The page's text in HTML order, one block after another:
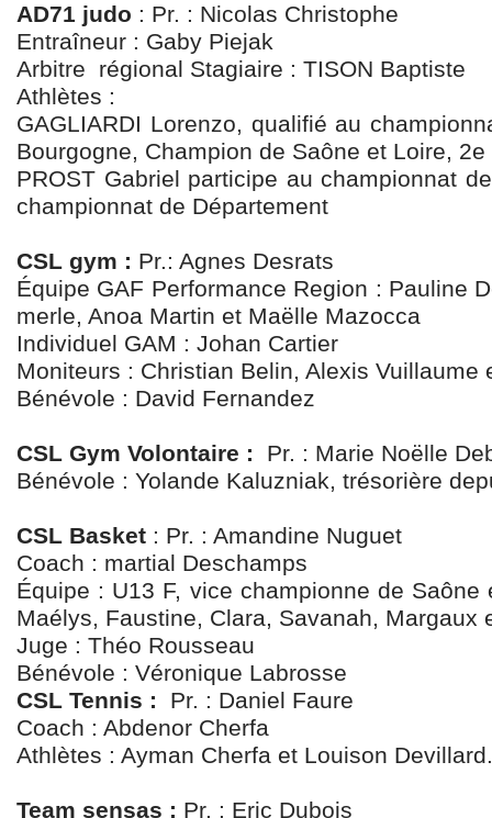
AD71 judo : Pr. : Nicolas Christophe
Entraîneur : Gaby Piejak
Arbitre régional Stagiaire : TISON Baptiste
Athlètes :
GAGLIARDI Lorenzo, qualifié au
Bourgogne, Champion de Saône et Loire,
PROST Gabriel participe au championnat
championnat de Département
CSL gym : Pr.: Agnes Desrats
Équipe GAF Performance Region : Pauline
merle, Anoa Martin et Maëlle Mazocca
Individuel GAM : Johan Cartier
Moniteurs : Christian Belin, Alexis
Bénévole : David Fernandez
CSL Gym Volontaire : Pr. : Marie Noëlle
Bénévole : Yolande Kaluzniak, trésorière
CSL Basket : Pr. : Amandine Nuguet
Coach : martial Deschamps
Équipe : U13 F, vice championne de
Maélys, Faustine, Clara, Savanah, Margaux
Juge : Théo Rousseau
Bénévole : Véronique Labrosse
CSL Tennis : Pr. : Daniel Faure
Coach : Abdenor Cherfa
Athlètes : Ayman Cherfa et Louison
Team sensas : Pr. : Eric Dubois